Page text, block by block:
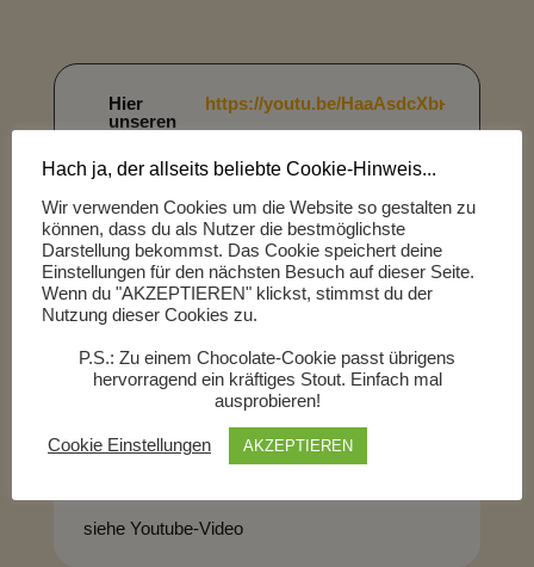
Hier
unseren
Youtube
anschauen!
https://youtu.be/HaaAsdcXbPg
🙏Herzlichen Dank für diese Bierspende
vonRobert P.
Kommentar
Alex
siehe Youtube-Video
Hach ja, der allseits beliebte Cookie-Hinweis...
Wir verwenden Cookies um die Website so gestalten zu
können, dass du als Nutzer die bestmöglichste
Darstellung bekommst. Das Cookie speichert deine
Einstellungen für den nächsten Besuch auf dieser Seite.
Wenn du "AKZEPTIEREN" klickst, stimmst du der
Nutzung dieser Cookies zu.
P.S.: Zu einem Chocolate-Cookie passt übrigens
hervorragend ein kräftiges Stout. Einfach mal
ausprobieren!
Cookie Einstellungen AKZEPTIEREN